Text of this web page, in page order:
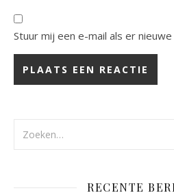
Stuur mij een e-mail als er
RECENTE